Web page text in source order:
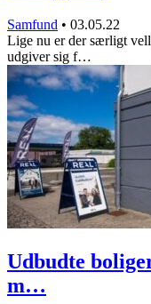
Samfund • 03.05.22
Lige nu er der særligt
udgiver sig f…
Udbudte
m…